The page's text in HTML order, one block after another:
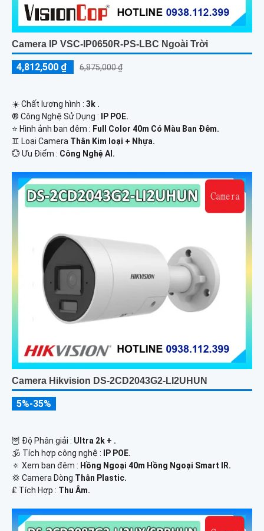
Camera IP VSC-IP0650R-PS-LBC Ngoài Trời
4,812,500 ₫ 6,875,000 ₫
☀️ Chất lượng hình : 3k .
®️ Công Nghệ Sử Dụng :
IP POE.
⭐ Hình ảnh ban đêm : Full Color 40m Có Màu Ban Ðêm.
♊ Loại Camera Thân Kim loại + Nhựa.
️💮 Ưu Điểm : Công Nghệ AI.
Camera Hikvision DS-2CD2043G2-LI2UHUN
5%-35%
🦉 Độ Phân giải : Ultra 2k + .
🕉️ Tích hợp công nghệ :
IP POE.
🔅 Xem ban đêm : Hồng Ngoại 40m Hồng Ngoại Smart IR.
💢 Camera Dòng Thân Plastic.
️₤ Tích Hợp : Thu Âm.